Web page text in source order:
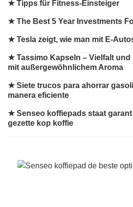
★Tipps für Fitness-Einsteiger
★The Best 5 Year Investments
★Tesla zeigt, wie man mit E-
★Tassimo Kapseln – Vielfalt
mit außergewöhnlichem Aroma
★Siete trucos para ahorrar
manera eficiente
★Senseo koffiepads staat
gezette kop koffie